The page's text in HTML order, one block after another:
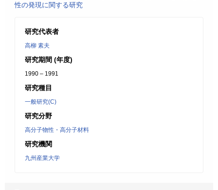
性の発現に関する研究
研究代表者
高柳 素夫
研究期間 (年度)
1990 – 1991
研究種目
一般研究(C)
研究分野
高分子物性・高分子材料
研究機関
九州産業大学